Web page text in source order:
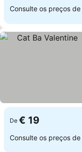
Consulte os preços de
De € 19
Consulte os preços de